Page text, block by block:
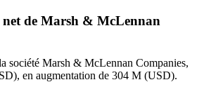
net de Marsh & McLennan
société Marsh & McLennan Companies,
en augmentation de 304 M (USD).